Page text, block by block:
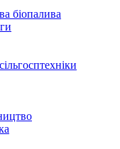
біопалива